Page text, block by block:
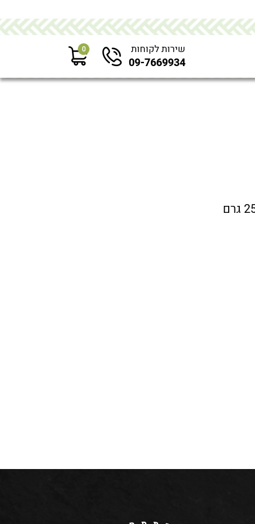
שירות לקוחות
09-7669934
0